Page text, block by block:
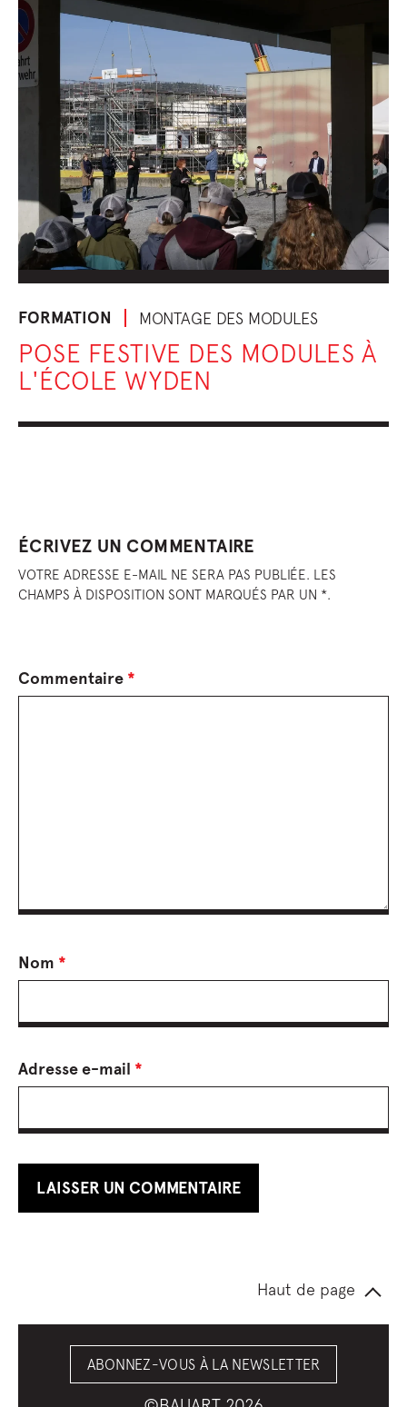
FORMATION MONTAGE DES MODULES
POSE FESTIVE DES MODULES À
L'ÉCOLE WYDEN
ÉCRIVEZ UN COMMENTAIRE
VOTRE ADRESSE E-MAIL NE SERA PAS PUBLIÉE. LES
CHAMPS À DISPOSITION SONT MARQUÉS PAR UN *.
Nom *
Adresse e-mail *
Commentaire *
Haut de page
ABONNEZ-VOUS À LA NEWSLETTER